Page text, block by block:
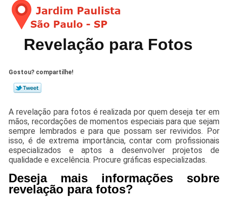
Revelação para Fotos
Gostou? compartilhe!
A revelação para fotos é realizada por quem deseja ter em
mãos, recordações de momentos especiais para que sejam
sempre lembrados e para que possam ser revividos. Por
isso, é de extrema importância, contar com profissionais
especializados e aptos a desenvolver projetos de
qualidade e excelência. Procure gráficas especializadas.
Deseja mais informações sobre
revelação para fotos?